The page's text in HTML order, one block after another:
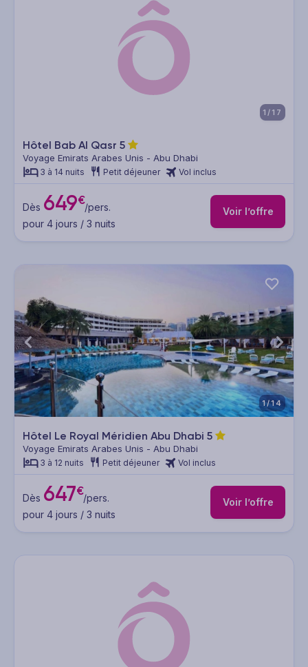
1/17
Hôtel Bab Al Qasr 5
Voyage Emirats Arabes Unis - Abu Dhabi
3 à 14 nuits Petit déjeuner Vol inclus
Dès 649€/pers.
pour 4 jours / 3 nuits
Voir l’offre
1/14
Hôtel Le Royal Méridien Abu Dhabi 5
Voyage Emirats Arabes Unis - Abu Dhabi
3 à 12 nuits Petit déjeuner Vol inclus
Dès 647€/pers.
pour 4 jours / 3 nuits
Voir l’offre